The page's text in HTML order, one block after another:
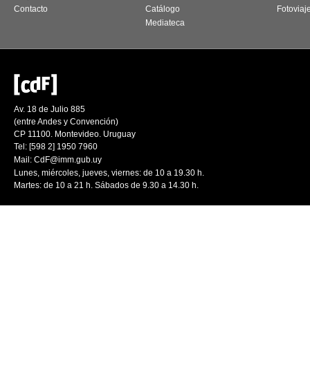
Contacto
Catálogo
Mediateca
Av. 18 de Julio 885
(entre Andes y Convención)
CP 11100. Montevideo. Uruguay
Tel: [598 2] 1950 7960
Mail: CdF@imm.gub.uy
Lunes, miércoles, jueves, viernes: de 10 a 19.30 h.
Martes: de 10 a 21 h. Sábados de 9.30 a 14.30 h.